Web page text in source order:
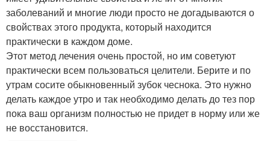
заболеваний и многие люди просто не догадываются о
свойствах этого продукта, который находится
практически в каждом доме.
Этот метод лечения очень простой, но им советуют
практически всем пользоваться целители. Берите и по
утрам сосите обыкновенный зубок чеснока. Это нужно
делать каждое утро и так необходимо делать до тез пор
пока ваш организм полностью не придет в норму или же
не восстановится.